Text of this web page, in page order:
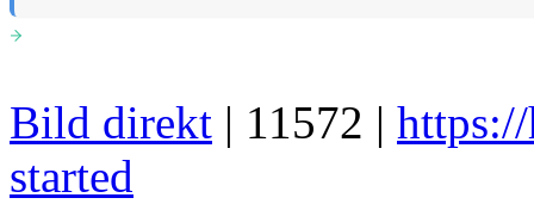
Bild direkt | 11572 |
started